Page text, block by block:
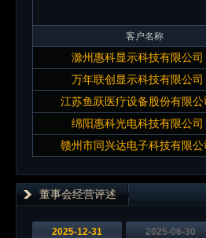
客户名称
滁州惠科显示科技有限公司
万年联创显示科技有限公司
江苏鱼跃医疗设备股份有限公
绵阳惠科光电科技有限公司
赣州市同兴达电子科技有限公
董事会经营评述
2025-12-31 2025-06-30